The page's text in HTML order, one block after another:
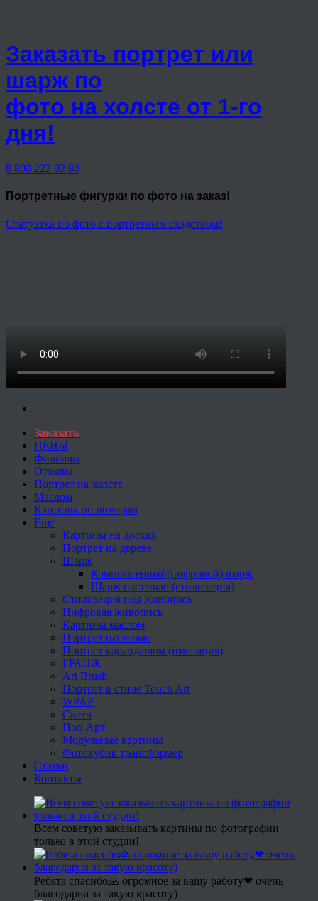
Заказать портрет или
шарж по
фото на холсте от 1-го
дня!
8 800 222 02 86
Портретные фигурки по фото на заказ!
Статуэтка по фото с портретным сходством!
Заказать
ЦЕНЫ
Филиалы
Отзывы
Портрет на холсте
Маслом
Картины по номерам
Еще
Картины на досках
Портрет на дереве
Шарж
Компьютерный(цифровой) шарж
Шарж пастелью (стилизация)
Стилизация под живопись
Цифровая живопись
Картины маслом
Портрет пастелью
Портрет карандашом (имитация)
ГРАНЖ
Art Brush
Портрет в стиле Touch Art
WPAP
Скетч
Поп Арт
Модульные картины
Фотокубик трансформер
Статьи
Контакты
Всем советую заказывать картины по фотографии
только в этой студии!
Ребята спасибо🙏 огромное за вашу работу❤ очень
благодарна за такую красоту)